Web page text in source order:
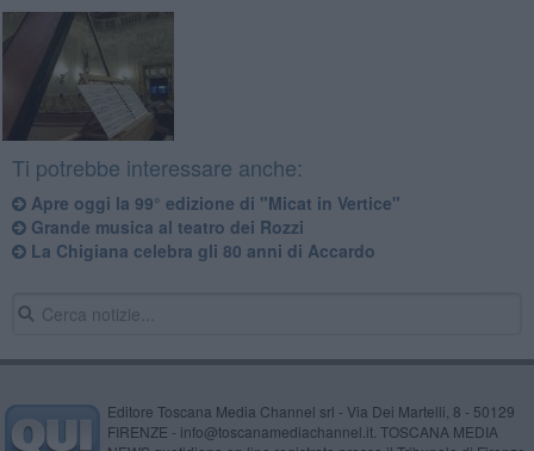
Ti potrebbe interessare anche:
Apre oggi la 99° edizione di "Micat in Vertice"
Grande musica al teatro dei Rozzi
La Chigiana celebra gli 80 anni di Accardo
Editore Toscana Media Channel srl - Via Dei Martelli, 8 - 50129
FIRENZE - info@toscanamediachannel.it. TOSCANA MEDIA